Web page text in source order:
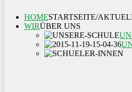
HOMESTARTSEITE/
WIRÜBER UNS